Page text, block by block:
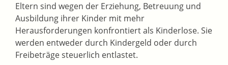
Eltern sind wegen der Erziehung, Betreuung und
Ausbildung ihrer Kinder mit mehr
Herausforderungen konfrontiert als Kinderlose. Sie
werden entweder durch Kindergeld oder durch
Freibeträge steuerlich entlastet.